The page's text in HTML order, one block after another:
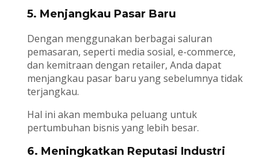
5. Menjangkau Pasar Baru
Dengan menggunakan berbagai saluran
pemasaran, seperti media sosial, e-commerce,
dan kemitraan dengan retailer, Anda dapat
menjangkau pasar baru yang sebelumnya tidak
terjangkau.
Hal ini akan membuka peluang untuk
pertumbuhan bisnis yang lebih besar.
6. Meningkatkan Reputasi Industri